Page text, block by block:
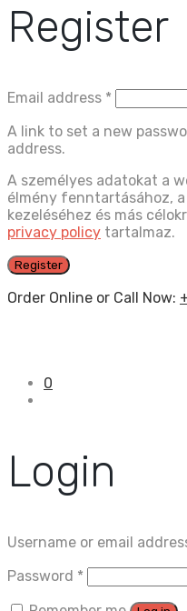
Register
Email address *
A link to set a new
address.
A személyes adatokat a
élmény fenntartásához,
kezeléséhez és más
privacy policy tartalmaz.
Register
Order Online or Call Now:
0
Login
Username or email
Password *